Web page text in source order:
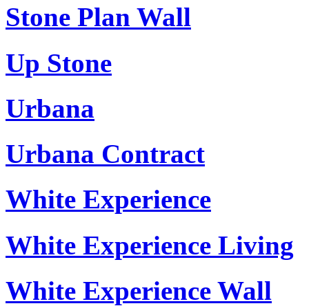
Stone Plan Wall
Up Stone
Urbana
Urbana Contract
White Experience
White Experience Living
White Experience Wall